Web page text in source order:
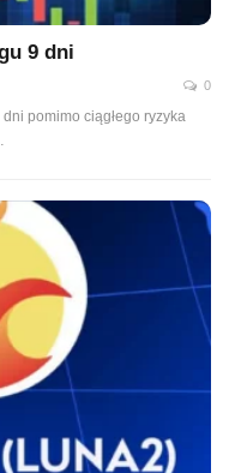
9 dni
0
pomimo ciągłego ryzyka